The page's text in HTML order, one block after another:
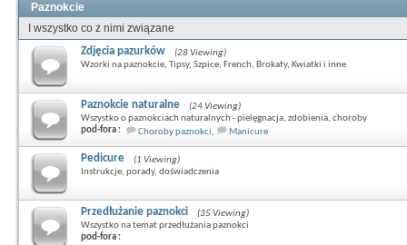
Paznokcie
I wszystko co z nimi związane
Zdjęcia pazurków
(28 Viewing)
Wzorki na paznokcie, Tipsy, Szpice, French, Brokaty, Kwiatki i inne
Paznokcie naturalne
(24 Viewing)
Wszystko o paznokciach naturalnych - pielęgnacja, zdobienia, choroby
pod-fora :
Choroby paznokci, Manicure
Pedicure
(1 Viewing)
Instrukcje, porady, doświadczenia
Przedłużanie paznokci
(35 Viewing)
Wszystko na temat przedłużania paznokci
pod-fora :